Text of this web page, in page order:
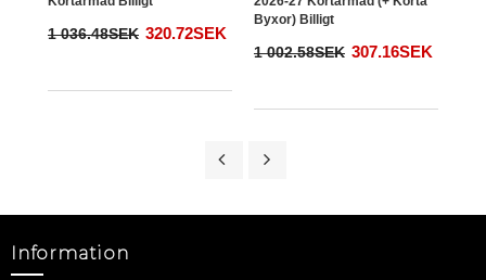
1 036.48SEK 320.72SEK
Byxor) Billigt
1 002.58SEK 307.16SEK
Information